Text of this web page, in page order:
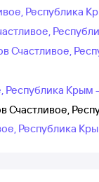
Республика
Счастливое,
Крым
Счастливое,
Республика